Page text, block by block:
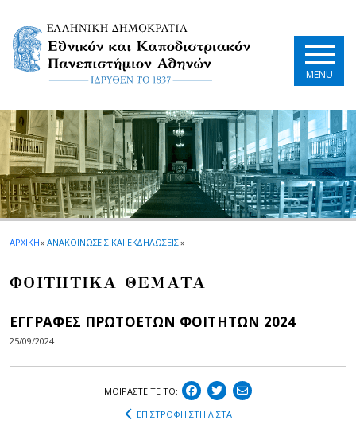
MENU
ΑΡΧΙΚΗ» ΑΝΑΚΟΙΝΩΣΕΙΣ ΚΑΙ ΕΚΔΗΛΩΣΕΙΣ»
ΦΟΙΤΗΤΙΚΑ ΘΕΜΑΤΑ
ΕΓΓΡΑΦΕΣ ΠΡΩΤΟΕΤΩΝ ΦΟΙΤΗΤΩΝ 2024
25/09/2024
ΜΟΙΡΑΣΤEIΤΕ ΤΟ:
ΕΠΙΣΤΡΟΦΗ ΣΤΗ ΛΙΣΤΑ